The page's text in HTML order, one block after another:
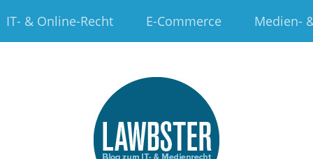
IT- & Online-Recht E-Commerce Medien-